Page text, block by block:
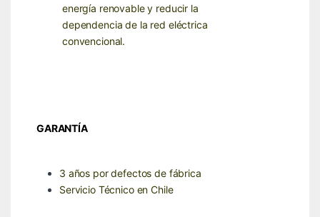
energía renovable y reducir la
dependencia de la red eléctrica
convencional.
GARANTÍA
3 años por defectos de fábrica
Servicio Técnico en Chile